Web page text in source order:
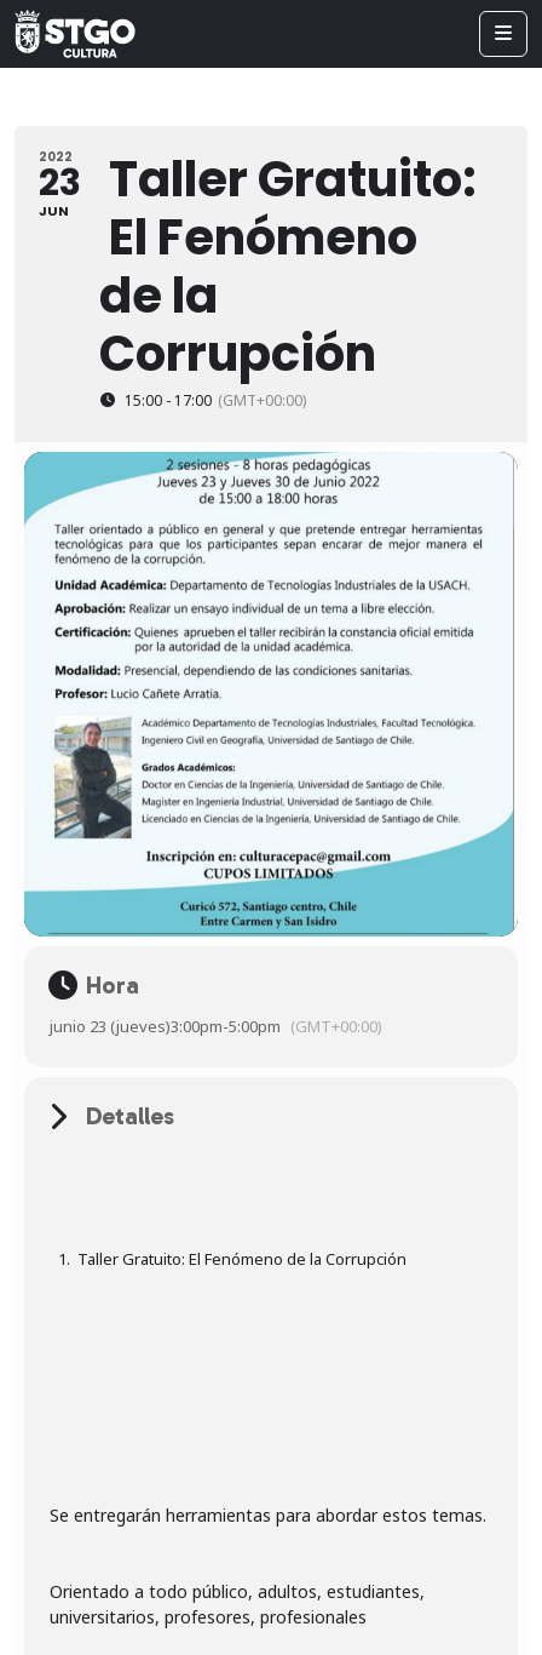
2022
23
JUN
Taller Gratuito:
El Fenómeno
de la
Corrupción
15:00 - 17:00 (GMT+00:00)
Hora
junio 23 (jueves)3:00pm-5:00pm (GMT+00:00)
Detalles
Taller Gratuito: El Fenómeno de la Corrupción
Se entregarán herramientas para abordar estos temas.
Orientado a todo público, adultos, estudiantes,
universitarios, profesores, profesionales